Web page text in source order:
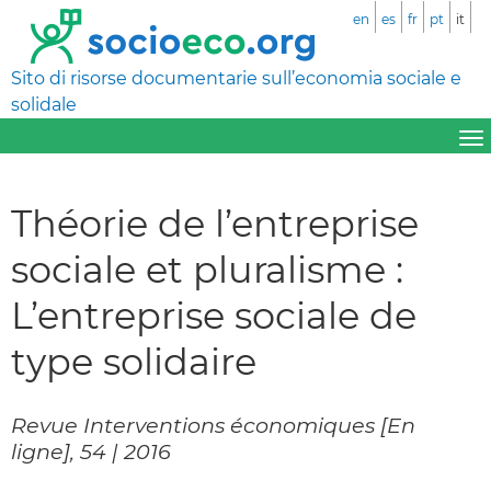
Sito di risorse documentarie sull’economia sociale e
solidale
en es fr pt it
Théorie de l’entreprise
sociale et pluralisme :
L’entreprise sociale de
type solidaire
Revue Interventions économiques [En
ligne], 54 | 2016